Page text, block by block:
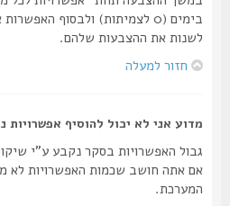
בימים (0 לצמיתות) ולבסוף
לשנות את ההצבעות שלהם.
חזור למעלה
מדוע אני לא יכול להוסיף אפשרויות
גבול האפשרויות בסקר נקבע ע"י שיקול
אם אתה חושב שכמות האפשרויות לא
המערכת.